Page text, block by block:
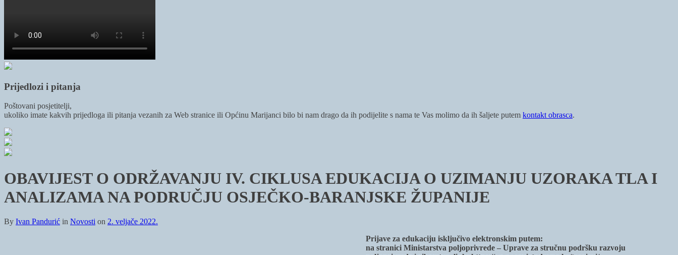
Prijedlozi i pitanja
Poštovani posjetitelji,
ukoliko imate kakvih prijedloga ili pitanja vezanih za Web stranice ili Općinu Marijanci bilo bi nam drago da ih podijelite s nama te Vas molimo da ih šaljete putem kontakt obrasca.
OBAVIJEST O ODRŽAVANJU IV. CIKLUSA EDUKACIJA O UZIMANJU UZORAKA TLA I
ANALIZAMA NA PODRUČJU OSJEČKO-BARANJSKE ŽUPANIJE
By Ivan Pandurić in Novosti on 2. veljače 2022.
Prijave za edukaciju isključivo elektronskim putem:
na stranici Ministarstva poljoprivrede – Uprave za stručnu podršku razvoju